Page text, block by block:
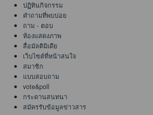
ปฏิทินกิจกรรม
คำถามที่พบบ่อย
ถาม - ตอบ
ห้องแสดงภาพ
สื่อมัลติมิเดีย
เว็บไซต์ที่หน้าสนใจ
สมาชิก
แบบสอบถาม
vote&poll
กระดานสนทนา
สมัครรับข้อมูลข่าวสาร